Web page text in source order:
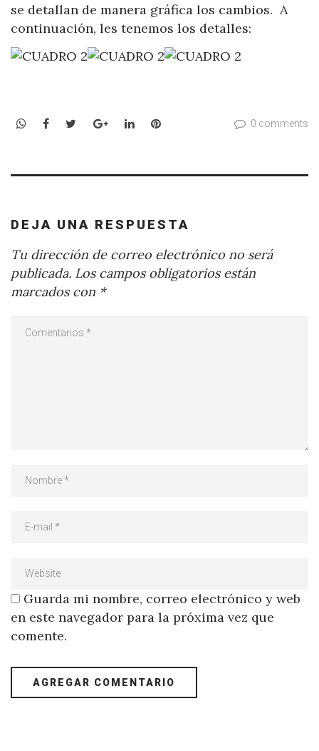
se detallan de manera gráfica los cambios. A
continuación, les tenemos los detalles:
WhatsApp
Facebook
TwitterGoogle+LinkedInPinterest 0 comments
DEJA UNA RESPUESTA
Tu dirección de correo electrónico no será
publicada. Los campos obligatorios están
marcados con *
Guarda mi nombre, correo electrónico y web
en este navegador para la próxima vez que
comente.